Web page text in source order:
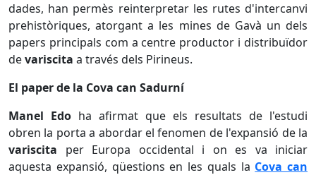
dades, han permès reinterpretar les rutes d'intercanvi
prehistòriques, atorgant a les mines de Gavà un dels
papers principals com a centre productor i distribuïdor
devariscita a través dels Pirineus.
El paper de la Cova can Sadurní
Manel Edo ha afirmat que els resultats de l'estudi
obren la porta a abordar el fenomen de l'expansió de la
variscita per Europa occidental i on es va iniciar
aquesta expansió, qüestions en les quals la Cova can